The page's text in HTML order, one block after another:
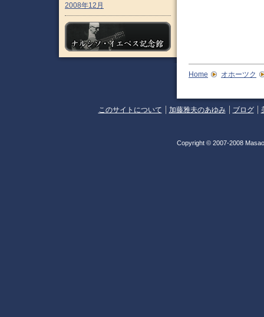
2008年12月
Home オホーツク
このサイトについて 加藤雅夫のあゆみ ブログ
Copyright © 2007-2008